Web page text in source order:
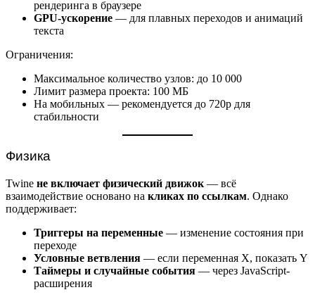
рендеринга в браузере
GPU-ускорение — для плавных переходов и анимаций
текста
Ограничения:
Максимальное количество узлов: до 10 000
Лимит размера проекта: 100 МБ
На мобильных — рекомендуется до 720p для
стабильности
Физика
Twine не включает физический движок — всё
взаимодействие основано на кликах по ссылкам. Однако
поддерживает:
Триггеры на переменные — изменение состояния при
переходе
Условные ветвления — если переменная X, показать Y
Таймеры и случайные события — через JavaScript-
расширения